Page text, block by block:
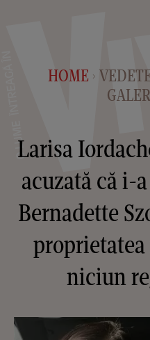
HOME >
Larisa
acuzată că i-
Bernadette
niciun